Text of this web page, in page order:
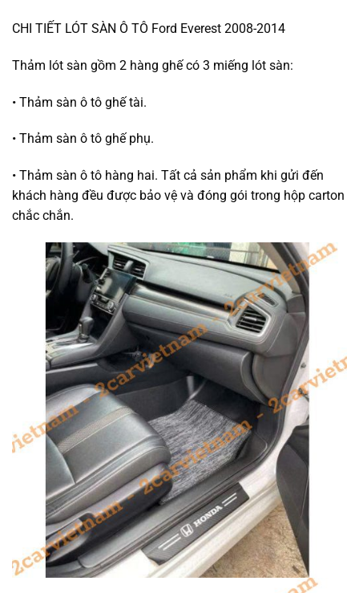
CHI TIẾT LÓT SÀN Ô TÔ Ford Everest 2008-2014
Thảm lót sàn gồm 2 hàng ghế có 3 miếng lót sàn:
• Thảm sàn ô tô ghế tài.
• Thảm sàn ô tô ghế phụ.
• Thảm sàn ô tô hàng hai. Tất cả sản phẩm khi gửi đến
khách hàng đều được bảo vệ và đóng gói trong hộp carton
chắc chắn.